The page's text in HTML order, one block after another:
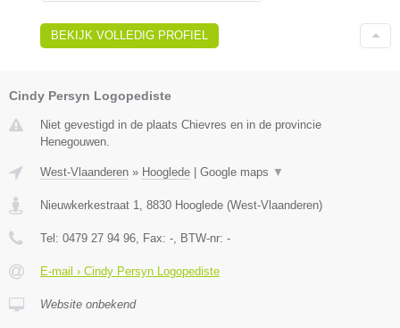
BEKIJK VOLLEDIG PROFIEL
Cindy Persyn Logopediste
Niet gevestigd in de plaats Chievres en in de provincie
Henegouwen.
West-Vlaanderen » Hooglede Google maps ▼
Nieuwkerkestraat 1 8830 Hooglede (West-Vlaanderen)
Tel: 0479 27 94 96 , Fax: - , BTW-nr: -
E-mail › Cindy Persyn Logopediste
Website onbekend